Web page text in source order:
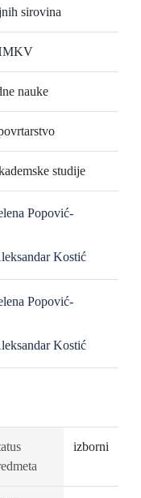
sirovina
nauke
studije
Popović-
Kostić
Popović-
Kostić
izborni